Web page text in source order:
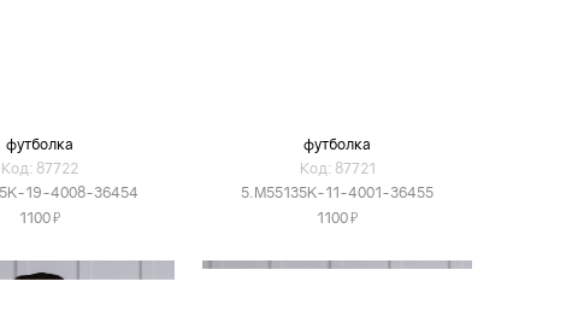
футболка
Код: 87722
19-4008-36454
1100Я
футболка
Код: 87721
5.M55135K-11-4001-36455
1100Я